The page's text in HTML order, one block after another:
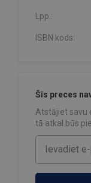
Lpp.:
ISBN kods:
Šīs preces
Atstājiet savu
tā atkal būs